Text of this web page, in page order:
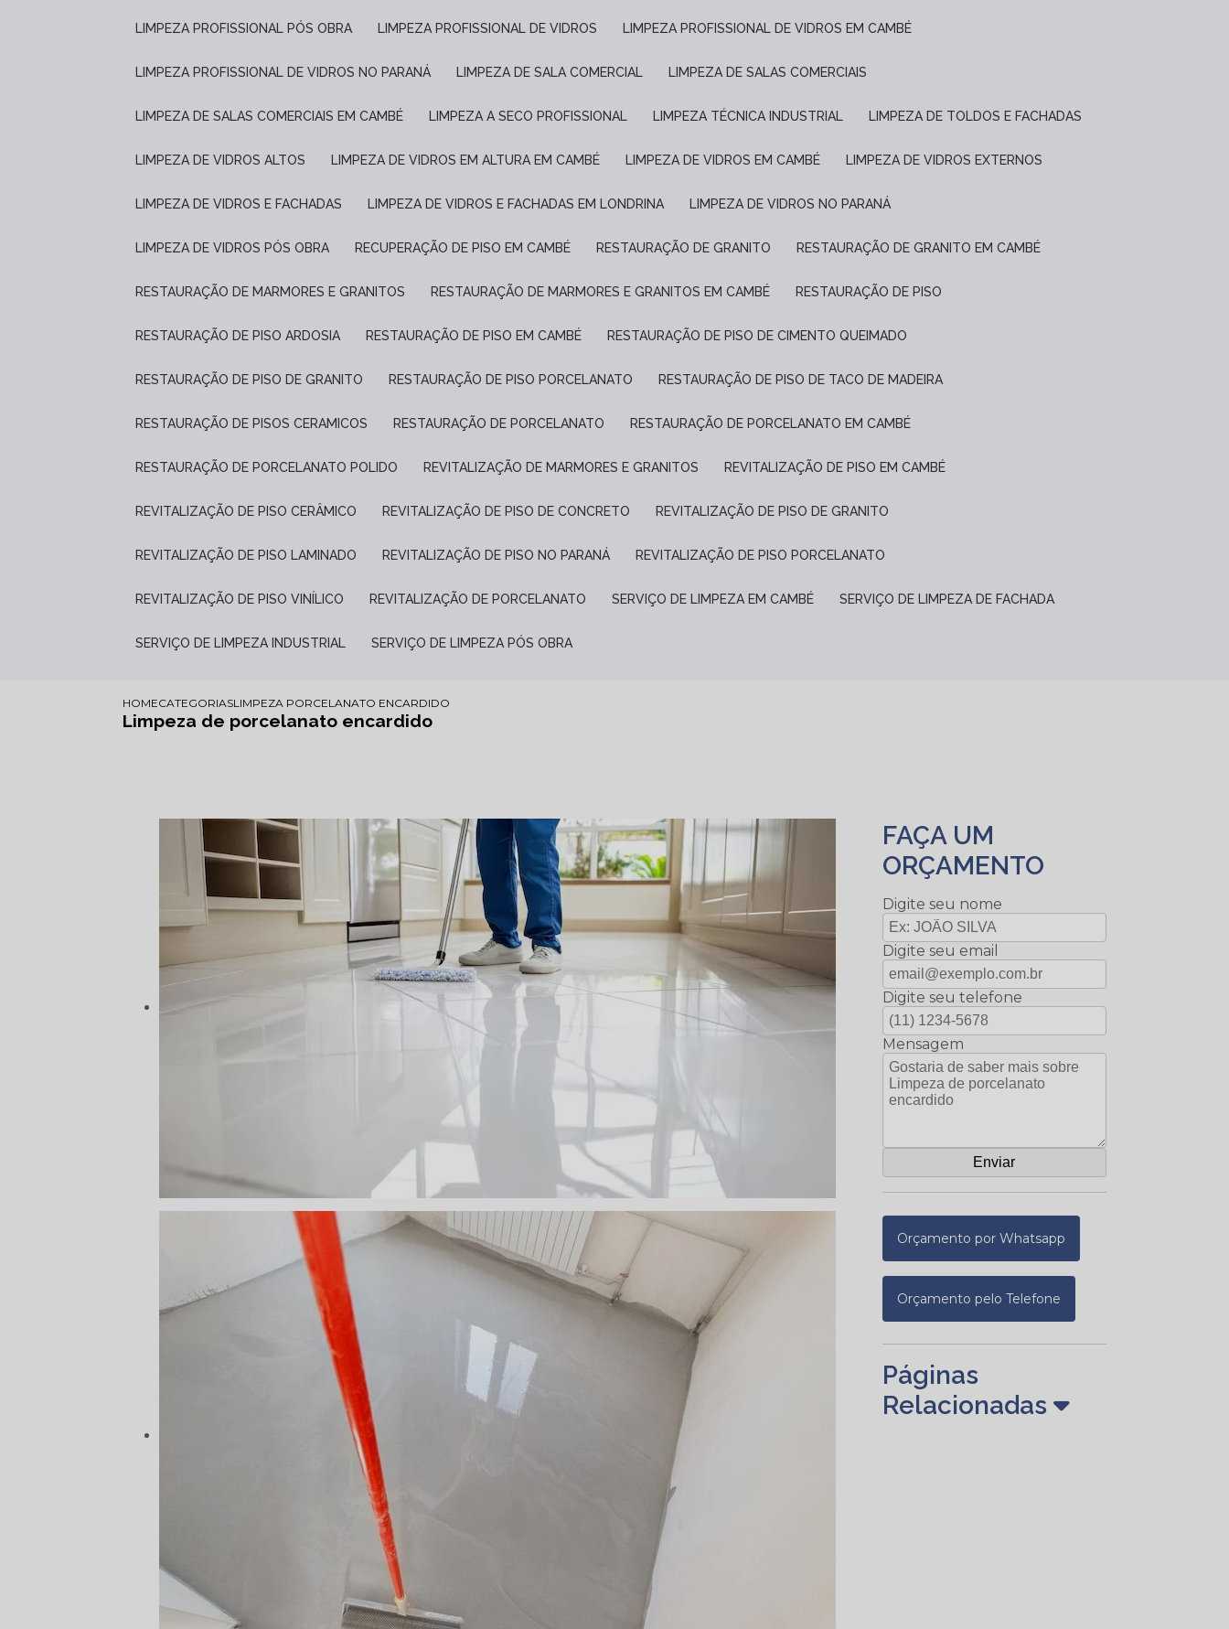
LIMPEZA PROFISSIONAL PÓS OBRA LIMPEZA PROFISSIONAL DE VIDROS LIMPEZA PROFISSIONAL DE VIDROS EM CAMBÉ
LIMPEZA PROFISSIONAL DE VIDROS NO PARANÁ LIMPEZA DE SALA COMERCIAL LIMPEZA DE SALAS COMERCIAIS
LIMPEZA DE SALAS COMERCIAIS EM CAMBÉ LIMPEZA A SECO PROFISSIONAL LIMPEZA TÉCNICA INDUSTRIAL LIMPEZA DE TOLDOS E FACHADAS
LIMPEZA DE VIDROS ALTOS LIMPEZA DE VIDROS EM ALTURA EM CAMBÉ LIMPEZA DE VIDROS EM CAMBÉ LIMPEZA DE VIDROS EXTERNOS
LIMPEZA DE VIDROS E FACHADAS LIMPEZA DE VIDROS E FACHADAS EM LONDRINA LIMPEZA DE VIDROS NO PARANÁ
LIMPEZA DE VIDROS PÓS OBRA RECUPERAÇÃO DE PISO EM CAMBÉ RESTAURAÇÃO DE GRANITO RESTAURAÇÃO DE GRANITO EM CAMBÉ
RESTAURAÇÃO DE MARMORES E GRANITOS RESTAURAÇÃO DE MARMORES E GRANITOS EM CAMBÉ RESTAURAÇÃO DE PISO
RESTAURAÇÃO DE PISO ARDOSIA RESTAURAÇÃO DE PISO EM CAMBÉ RESTAURAÇÃO DE PISO DE CIMENTO QUEIMADO
RESTAURAÇÃO DE PISO DE GRANITO RESTAURAÇÃO DE PISO PORCELANATO RESTAURAÇÃO DE PISO DE TACO DE MADEIRA
RESTAURAÇÃO DE PISOS CERAMICOS RESTAURAÇÃO DE PORCELANATO RESTAURAÇÃO DE PORCELANATO EM CAMBÉ
RESTAURAÇÃO DE PORCELANATO POLIDO REVITALIZAÇÃO DE MARMORES E GRANITOS REVITALIZAÇÃO DE PISO EM CAMBÉ
REVITALIZAÇÃO DE PISO CERÂMICO REVITALIZAÇÃO DE PISO DE CONCRETO REVITALIZAÇÃO DE PISO DE GRANITO
REVITALIZAÇÃO DE PISO LAMINADO REVITALIZAÇÃO DE PISO NO PARANÁ REVITALIZAÇÃO DE PISO PORCELANATO
REVITALIZAÇÃO DE PISO VINÍLICO REVITALIZAÇÃO DE PORCELANATO SERVIÇO DE LIMPEZA EM CAMBÉ SERVIÇO DE LIMPEZA DE FACHADA
SERVIÇO DE LIMPEZA INDUSTRIAL SERVIÇO DE LIMPEZA PÓS OBRA
HOMECATEGORIASLIMPEZA PORCELANATO ENCARDIDO
Limpeza de porcelanato encardido
FAÇA UM
ORÇAMENTO
Digite seu nome
Digite seu email
Digite seu telefone
Mensagem
Orçamento por Whatsapp
Orçamento pelo Telefone
Páginas
Relacionadas